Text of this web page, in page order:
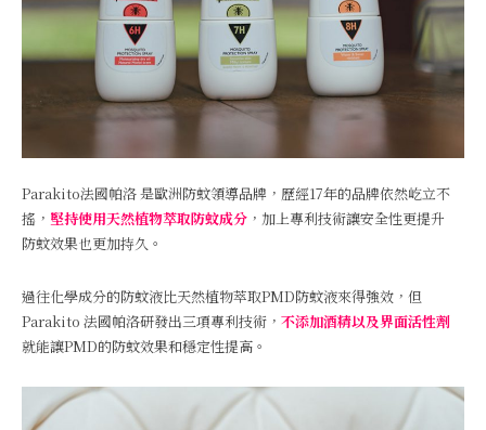
Parakito法國帕洛 是歐洲防蚊領導品牌，歷經17年的品牌依然屹立不
搖， 堅持使用天然植物萃取防蚊成分 ，加上專利技術讓安全性更提升
防蚊效果也更加持久。
過往化學成分的防蚊液比天然植物萃取PMD防蚊液來得強效，但
Parakito 法國帕洛研發出三項專利技術， 不添加酒精以及界面活性劑
就能讓PMD的防蚊效果和穩定性提高。